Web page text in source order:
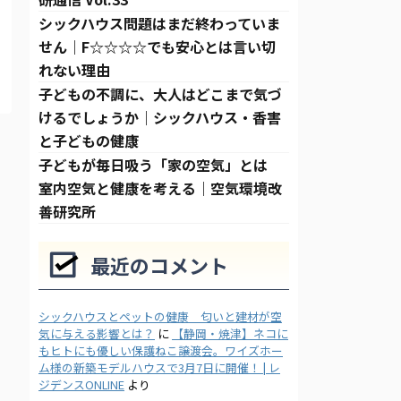
シックハウス問題はまだ終わっていま
せん｜F☆☆☆☆でも安心とは言い切
れない理由
子どもの不調に、大人はどこまで気づ
けるでしょうか｜シックハウス・香害
と子どもの健康
子どもが毎日吸う「家の空気」とは
室内空気と健康を考える｜空気環境改
善研究所
最近のコメント
シックハウスとペットの健康 匂いと建材が空
気に与える影響とは？ に 【静岡・焼津】ネコに
もヒトにも優しい保護ねこ譲渡会。ワイズホー
ム様の新築モデルハウスで3月7日に開催！ | レ
ジデンスONLINE より